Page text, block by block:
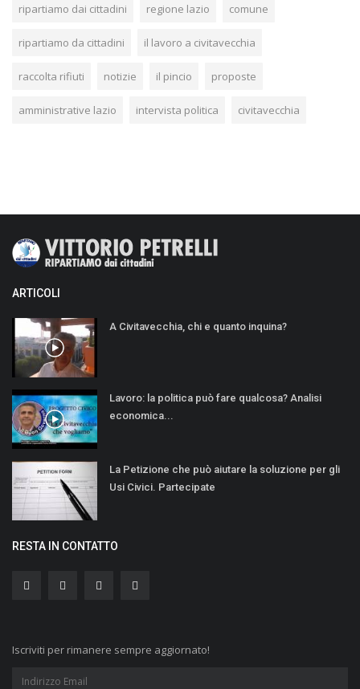
ripartiamo dai cittadini regione lazio comune
ripartiamo da cittadini il lavoro a civitavecchia
raccolta rifiuti notizie il pincio proposte
amministrative lazio intervista politica civitavecchia
ARTICOLI
A Civitavecchia, chi e quanto inquina?
Lavoro: la politica può fare qualcosa? Analisi
economica...
La Petizione che può aiutare la soluzione per gli
Usi Civici. Partecipate
RESTA IN CONTATTO
Iscriviti per rimanere sempre aggiornato!